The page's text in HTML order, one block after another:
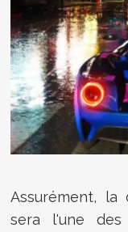
Assurément, la
sera l'une des